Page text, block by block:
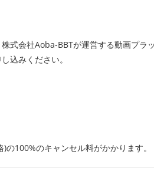
式会社Aoba-BBTが運営する動画プラ
込みください。
100%のキャンセル料がかかります。